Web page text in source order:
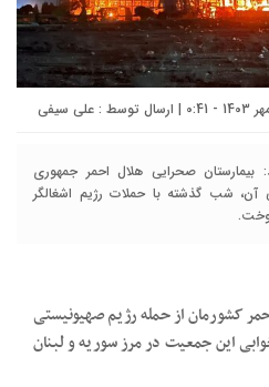
علی سیفی
صحرایی هلال احمر جمهوری
آن، شب گذشته با حملات رژیم اشغالگر
کشورمان از حمله رژیم صهیونیستی
صحرایی ۵۶ تخت‌خوابی این جمعیت در مرز سوریه و لبنان